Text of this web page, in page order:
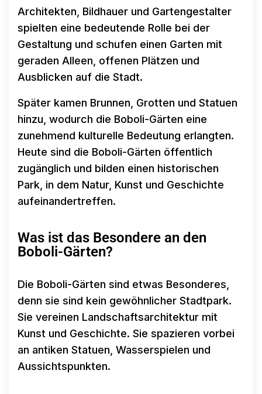
Architekten, Bildhauer und Gartengestalter
spielten eine bedeutende Rolle bei der
Gestaltung und schufen einen Garten mit
geraden Alleen, offenen Plätzen und
Ausblicken auf die Stadt.
Später kamen Brunnen, Grotten und Statuen
hinzu, wodurch die Boboli-Gärten eine
zunehmend kulturelle Bedeutung erlangten.
Heute sind die Boboli-Gärten öffentlich
zugänglich und bilden einen historischen
Park, in dem Natur, Kunst und Geschichte
aufeinandertreffen.
Was ist das Besondere an den
Boboli-Gärten?
Die Boboli-Gärten sind etwas Besonderes,
denn sie sind kein gewöhnlicher Stadtpark.
Sie vereinen Landschaftsarchitektur mit
Kunst und Geschichte. Sie spazieren vorbei
an antiken Statuen, Wasserspielen und
Aussichtspunkten.